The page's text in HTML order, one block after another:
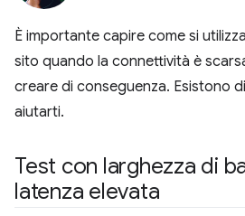
È importante capire come si
sito quando la connettività è
creare di conseguenza. Esistono
aiutarti.
Test con larghezza di
latenza elevata